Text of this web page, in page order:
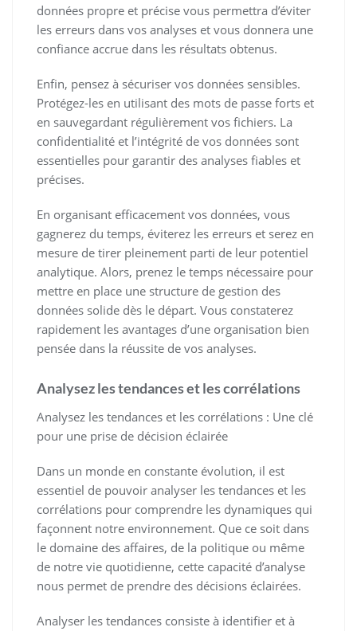
données propre et précise vous permettra d’éviter
les erreurs dans vos analyses et vous donnera une
confiance accrue dans les résultats obtenus.
Enfin, pensez à sécuriser vos données sensibles.
Protégez-les en utilisant des mots de passe forts et
en sauvegardant régulièrement vos fichiers. La
confidentialité et l’intégrité de vos données sont
essentielles pour garantir des analyses fiables et
précises.
En organisant efficacement vos données, vous
gagnerez du temps, éviterez les erreurs et serez en
mesure de tirer pleinement parti de leur potentiel
analytique. Alors, prenez le temps nécessaire pour
mettre en place une structure de gestion des
données solide dès le départ. Vous constaterez
rapidement les avantages d’une organisation bien
pensée dans la réussite de vos analyses.
Analysez les tendances et les corrélations
Analysez les tendances et les corrélations : Une clé
pour une prise de décision éclairée
Dans un monde en constante évolution, il est
essentiel de pouvoir analyser les tendances et les
corrélations pour comprendre les dynamiques qui
façonnent notre environnement. Que ce soit dans
le domaine des affaires, de la politique ou même
de notre vie quotidienne, cette capacité d’analyse
nous permet de prendre des décisions éclairées.
Analyser les tendances consiste à identifier et à